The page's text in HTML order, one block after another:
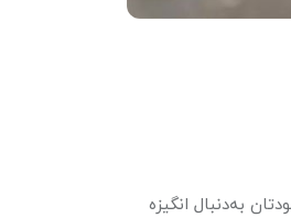
به‌دنبال انگیزه